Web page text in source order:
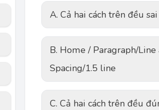
A. Cả hai cách trên đều sai
B. Home / Paragraph/
Spacing/1.5 line
C. Cả hai cách trên đều